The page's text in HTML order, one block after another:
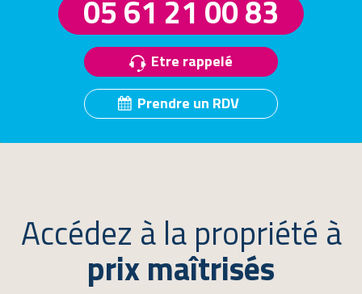
05 61 21 00 83
Etre rappelé
Prendre un RDV
Accédez à la propriété à
prix maîtrisés